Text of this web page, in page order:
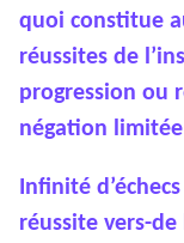
quoi constitue
réussites de
progression ou
négation
Infinité
réussite vers-